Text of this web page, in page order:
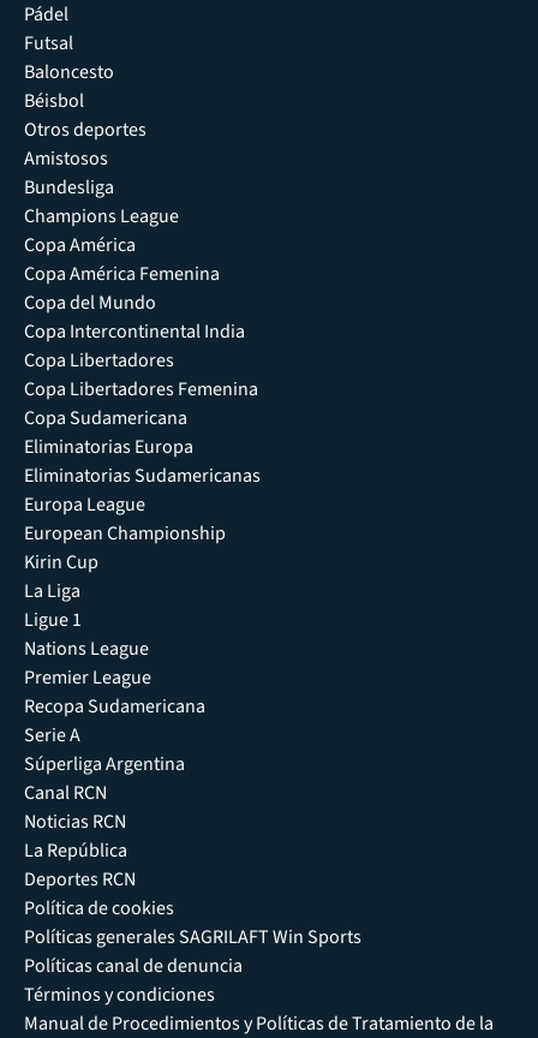
Pádel
Futsal
Baloncesto
Béisbol
Otros deportes
Amistosos
Bundesliga
Champions League
Copa América
Copa América Femenina
Copa del Mundo
Copa Intercontinental India
Copa Libertadores
Copa Libertadores Femenina
Copa Sudamericana
Eliminatorias Europa
Eliminatorias Sudamericanas
Europa League
European Championship
Kirin Cup
La Liga
Ligue 1
Nations League
Premier League
Recopa Sudamericana
Serie A
Súperliga Argentina
Canal RCN
Noticias RCN
La República
Deportes RCN
Política de cookies
Políticas generales SAGRILAFT Win Sports
Políticas canal de denuncia
Términos y condiciones
Manual de Procedimientos y Políticas de Tratamiento de la